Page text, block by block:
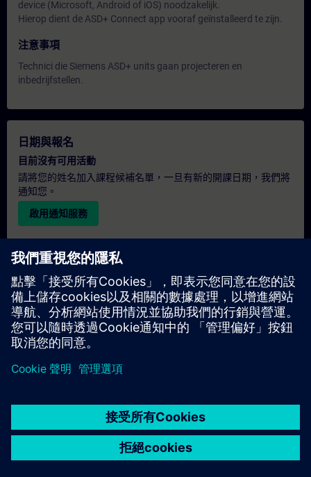
explore
device (Microsoft, Android of iOS) noodzakelijk.
Hierop dient de ASD+ Connect app vooraf geïnstalleerd te zijn.
注意事項
Technici die Siemens ASD+ units gaan projecteren en
inbedrijfstellen.
日期與報名
目前沒有可用活動
請將您的姓名加入課程候補名單，一旦有新的開課日期，我們將
通知您。
啟用通知服務
個人化報價
若您需要此培訓課程的標準報價單（例如供採購部門使用），請
點擊下方連結。您需先提供一些個人資料，之後我們將透過電子
郵件寄送報價單給您。
提供報價